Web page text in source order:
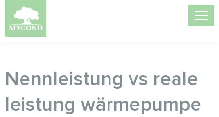
Nennleistung vs reale
leistung wärmepumpe